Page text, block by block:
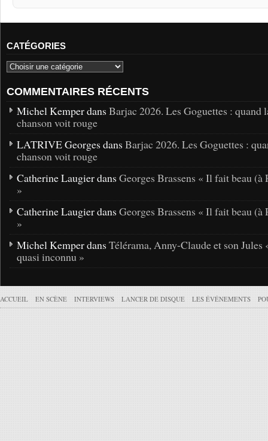
CATÉGORIES
COMMENTAIRES RÉCENTS
Michel Kemper dans Barjac 2026. Les Goguettes : quand
chanson voit rouge
LATRIVE Georges dans Barjac 2026. Les Goguettes :
chanson voit rouge
Catherine Laugier dans Georges Brassens « Il fait beau (à
»
Catherine Laugier dans Georges Brassens « Il fait beau (à
»
Michel Kemper dans Télérama, Anny-Claude et son Jules
quasi inconnu »
ACCUEIL EN SCÈNE INTERVIEWS LANCER DE DISQUE LES ÉVÉNEMENTS